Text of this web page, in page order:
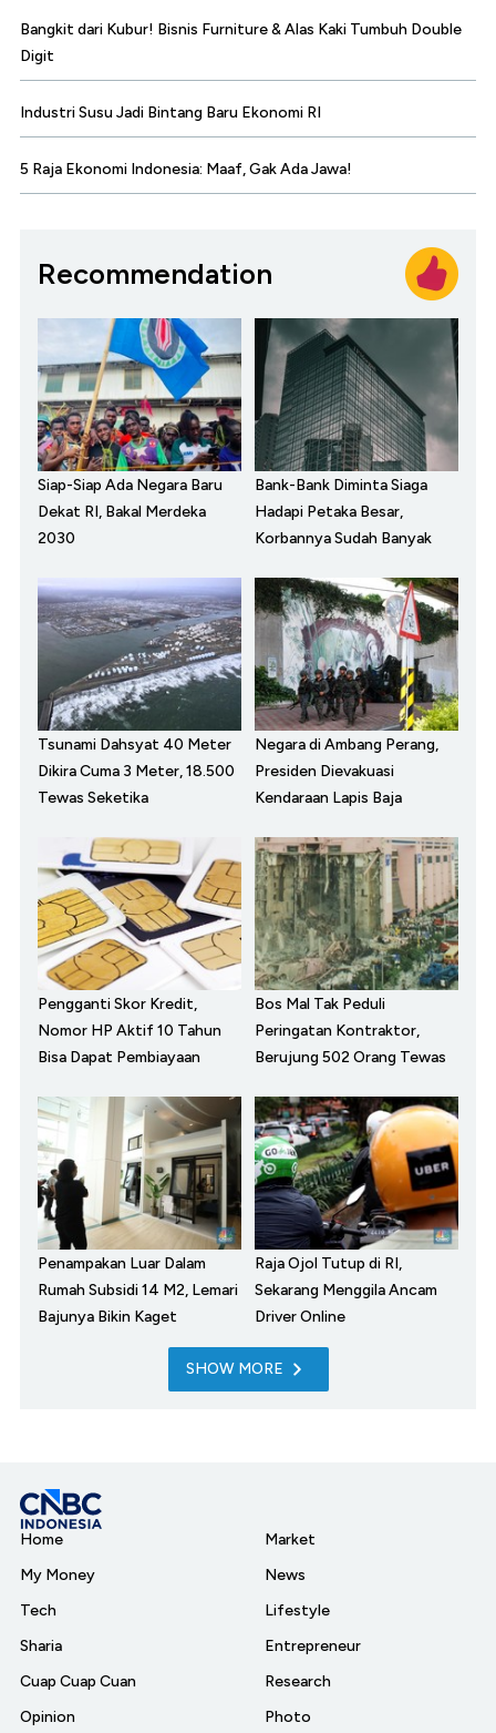
Bangkit dari Kubur! Bisnis Furniture & Alas Kaki Tumbuh Double
Digit
Industri Susu Jadi Bintang Baru Ekonomi RI
5 Raja Ekonomi Indonesia: Maaf, Gak Ada Jawa!
Recommendation
Siap-Siap Ada Negara Baru
Dekat RI, Bakal Merdeka
2030
Bank-Bank Diminta Siaga
Hadapi Petaka Besar,
Korbannya Sudah Banyak
Tsunami Dahsyat 40 Meter
Dikira Cuma 3 Meter, 18.500
Tewas Seketika
Negara di Ambang Perang,
Presiden Dievakuasi
Kendaraan Lapis Baja
Pengganti Skor Kredit,
Nomor HP Aktif 10 Tahun
Bisa Dapat Pembiayaan
Bos Mal Tak Peduli
Peringatan Kontraktor,
Berujung 502 Orang Tewas
Penampakan Luar Dalam
Rumah Subsidi 14 M2, Lemari
Bajunya Bikin Kaget
Raja Ojol Tutup di RI,
Sekarang Menggila Ancam
Driver Online
SHOW MORE
Home
My Money
Tech
Sharia
Cuap Cuap Cuan
Opinion
Market
News
Lifestyle
Entrepreneur
Research
Photo